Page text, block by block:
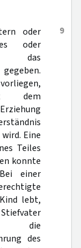
9
oder
oder
das
dem
Eine
Teiles
konnte
einer
lebt,
die
des